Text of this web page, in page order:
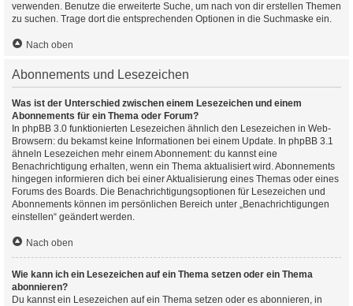
verwenden. Benutze die erweiterte Suche, um nach von dir erstellen Themen
zu suchen. Trage dort die entsprechenden Optionen in die Suchmaske ein.
Nach oben
Abonnements und Lesezeichen
Was ist der Unterschied zwischen einem Lesezeichen und einem
Abonnements für ein Thema oder Forum?
In phpBB 3.0 funktionierten Lesezeichen ähnlich den Lesezeichen in Web-
Browsern: du bekamst keine Informationen bei einem Update. In phpBB 3.1
ähneln Lesezeichen mehr einem Abonnement: du kannst eine
Benachrichtigung erhalten, wenn ein Thema aktualisiert wird. Abonnements
hingegen informieren dich bei einer Aktualisierung eines Themas oder eines
Forums des Boards. Die Benachrichtigungsoptionen für Lesezeichen und
Abonnements können im persönlichen Bereich unter „Benachrichtigungen
einstellen“ geändert werden.
Nach oben
Wie kann ich ein Lesezeichen auf ein Thema setzen oder ein Thema
abonnieren?
Du kannst ein Lesezeichen auf ein Thema setzen oder es abonnieren, in